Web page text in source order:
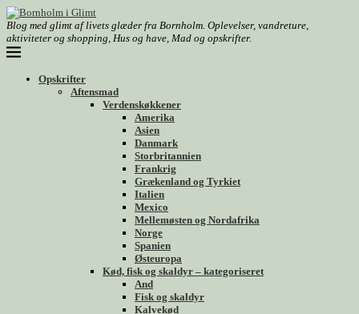
Blog med glimt af livets glæder fra Bornholm. Oplevelser, vandreture,
aktiviteter og shopping, Hus og have, Mad og opskrifter.
Opskrifter
Aftensmad
Verdenskøkkener
Amerika
Asien
Danmark
Storbritannien
Frankrig
Grækenland og Tyrkiet
Italien
Mexico
Mellemøsten og Nordafrika
Norge
Spanien
Østeuropa
Kød, fisk og skaldyr – kategoriseret
And
Fisk og skaldyr
Kalvekød